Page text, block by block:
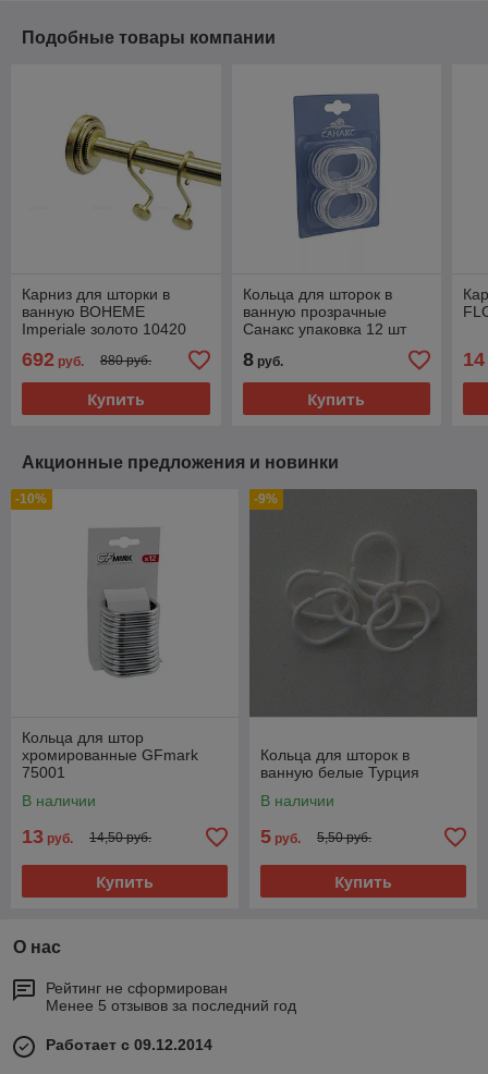
Подобные товары компании
Карниз для шторки в
ванную BOHEME
Imperiale золото 10420
692 руб. 880 руб.
Купить
Кольца для шторок в
ванную прозрачные
Санакс упаковка 12 шт
8руб.
Купить
14
Акционные предложения и новинки
-10%
Кольца для штор
хромированные GFmark
75001
В наличии
13 руб. 14,50 руб.
Купить
-9%
Кольца для шторок в
ванную белые Турция
В наличии
5 руб. 5,50 руб.
Купить
О нас
Рейтинг не сформирован
Менее 5 отзывов за последний год
Работает с 09.12.2014